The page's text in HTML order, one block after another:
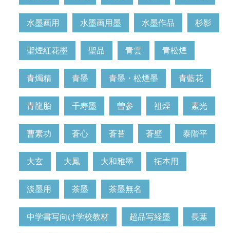
水墨画用 水墨画用墨 水墨作品 杉影
聖煙紅花墨 聖品 青雲 青松煙
青燭精 青墨 青墨・松煙墨 青藍花
青龍胎 千寿墨 曽参 祖煙 素光
曹素功 蒼心 蒼苔 蒼壁 泰階平
大玄 大鳳 大和雅墨 拓本用
淡墨用 茶墨 茶墨無名
中学書写向け学校教材 超品写経墨 長葉